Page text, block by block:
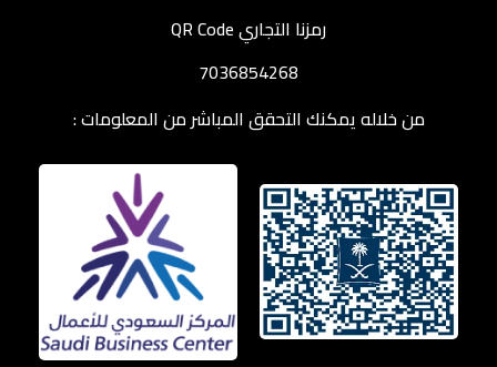
رمزنا التجاري QR Code
7036854268
من خلاله يمكنك التحقق المباشر من المعلومات :